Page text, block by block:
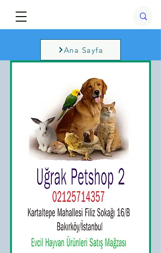
Ana Sayfa